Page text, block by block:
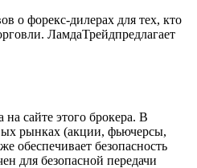
о форекс-дилерах для тех, кто
ЛамдаТрейдпредлагает
сайте этого брокера. В
рынках (акции, фьючерсы,
обеспечивает безопасность
для безопасной передачи